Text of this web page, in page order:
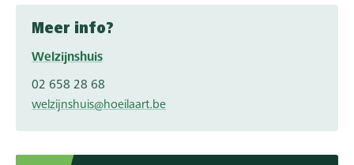
Meer info?
Welzijnshuis
02 658 28 68
welzijnshuis@hoeilaart.be